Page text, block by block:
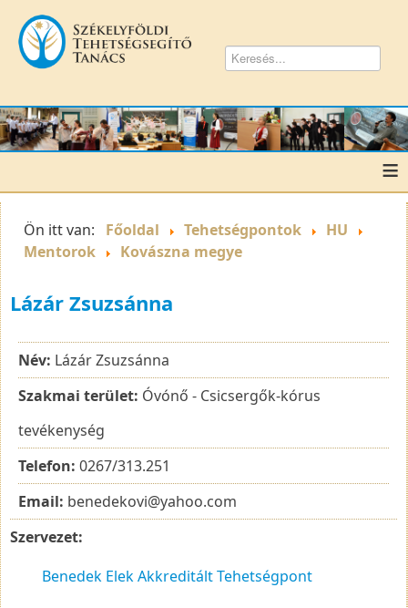
≡
Ön itt van: Főoldal Tehetségpontok
HU
Mentorok
Kovászna megye
Lázár Zsuzsánna
Név: Lázár Zsuzsánna
Szakmai terület: Óvónő - Csicsergők-kórus
tevékenység
Telefon: 0267/313.251
Email: benedekovi@yahoo.com
Szervezet:
Benedek Elek Akkreditált Tehetségpont